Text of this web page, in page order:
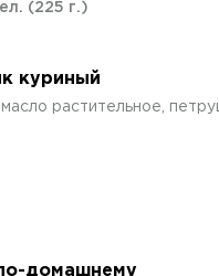
(225 г.)
куриный
растительное,
домашнему